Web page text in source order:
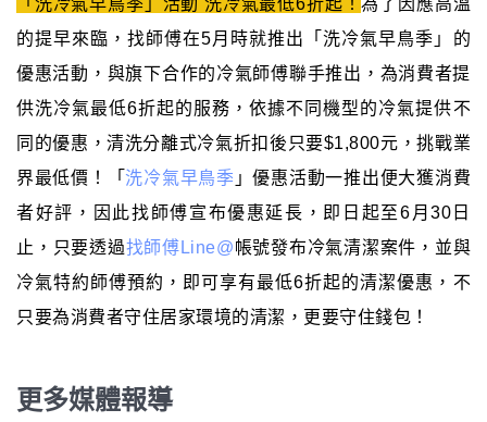
「洗冷氣早鳥季」活動 洗冷氣最低6折起！為了因應高溫
的提早來臨，找師傅在5月時就推出「洗冷氣早鳥季」的
優惠活動，與旗下合作的冷氣師傅聯手推出，為消費者提
供洗冷氣最低6折起的服務，依據不同機型的冷氣提供不
同的優惠，清洗分離式冷氣折扣後只要$1,800元，挑戰業
界最低價！「洗冷氣早鳥季 」優惠活動一推出便大獲消費
者好評，因此找師傅宣布優惠延長，即日起至6月30日
止，只要透過找師傅Line@帳號發布冷氣清潔案件，並與
冷氣特約師傅預約，即可享有最低6折起的清潔優惠，不
只要為消費者守住居家環境的清潔，更要守住錢包！
更多媒體報導